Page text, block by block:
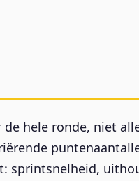
hele ronde, niet
sprintsnelheid,